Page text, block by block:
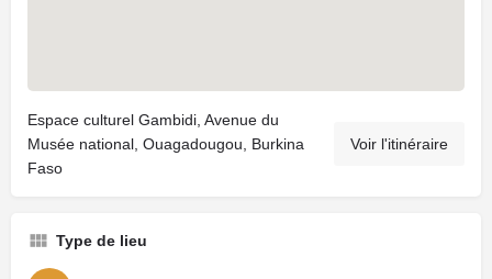
Espace culturel Gambidi, Avenue du
Musée national, Ouagadougou, Burkina
Faso
Voir l'itinéraire
Type de lieu